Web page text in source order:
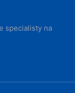
specialisty na